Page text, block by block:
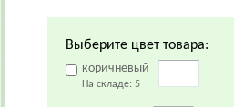
Выберите цвет товара:
коричневый
На складе: 5